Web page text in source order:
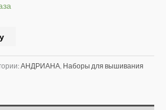
АНДРИАНА Наборы для вышивания